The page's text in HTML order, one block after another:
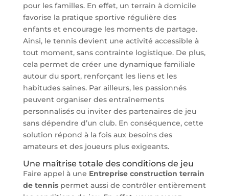
pour les familles. En effet, un terrain à domicile
favorise la pratique sportive régulière des
enfants et encourage les moments de partage.
Ainsi, le tennis devient une activité accessible à
tout moment, sans contrainte logistique. De plus,
cela permet de créer une dynamique familiale
autour du sport, renforçant les liens et les
habitudes saines. Par ailleurs, les passionnés
peuvent organiser des entraînements
personnalisés ou inviter des partenaires de jeu
sans dépendre d’un club. En conséquence, cette
solution répond à la fois aux besoins des
amateurs et des joueurs plus exigeants.
Une maîtrise totale des conditions de jeu
Faire appel à une Entreprise construction terrain
de tennispermet aussi de contrôler entièrement